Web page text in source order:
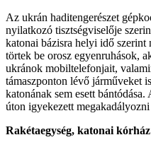
Az ukrán haditengerészet
nyilatkozó tisztségviselője
katonai bázisra helyi idő szerint
törtek be orosz egyenruhások,
ukránok mobiltelefonjait,
támaszponton lévő járműveket
katonának sem esett
úton igyekezett
Rakétaegység, katonai